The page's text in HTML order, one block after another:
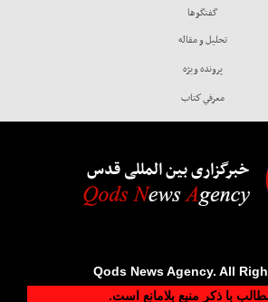
گفتگوها
تحليل و مقاله
پرونده ويژه
معرفي كتاب
خبرگزاری بین المللی قدس
با ذکر منبع بلامانع است.